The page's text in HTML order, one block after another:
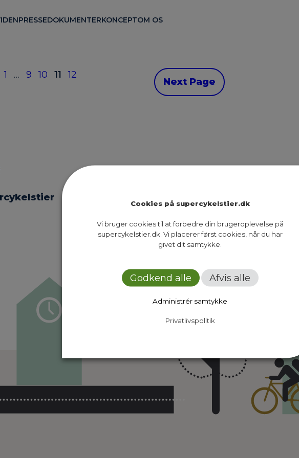
PRESSEDOKUMENTERKONCEPTOM OS
1 … 9 10 11 12
Next Page
Nyheder
Dokumenter
Kontakt
Cookies på supercykelstier.dk
Vi bruger cookies til at forbedre din brugeroplevelse på
supercykelstier.dk. Vi placerer først cookies, når du har
givet dit samtykke.
Godkend alle Afvis alle
Administrér samtykke
Privatlivspolitik